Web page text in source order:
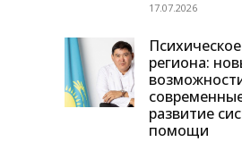
17.07.2026
региона:
развитие
помощи